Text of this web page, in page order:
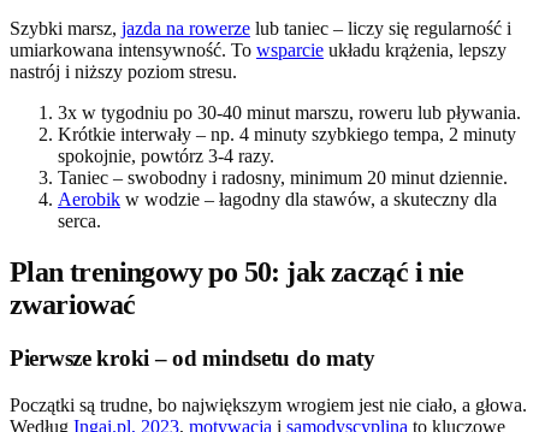
Szybki marsz, jazda na rowerze lub taniec – liczy się regularność i
umiarkowana intensywność. To wsparcie układu krążenia, lepszy
nastrój i niższy poziom stresu.
3x w tygodniu po 30-40 minut marszu, roweru lub pływania.
Krótkie interwały – np. 4 minuty szybkiego tempa, 2 minuty
spokojnie, powtórz 3-4 razy.
Taniec – swobodny i radosny, minimum 20 minut dziennie.
Aerobik w wodzie – łagodny dla stawów, a skuteczny dla
serca.
Plan treningowy po 50: jak zacząć i nie
zwariować
Pierwsze kroki – od mindsetu do maty
Początki są trudne, bo największym wrogiem jest nie ciało, a głowa.
Według Ingai.pl, 2023, motywacja i samodyscyplina to kluczowe